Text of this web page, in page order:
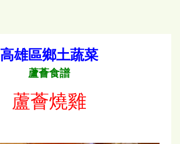
高雄區鄉土蔬菜
蘆薈食譜
蘆薈燒雞